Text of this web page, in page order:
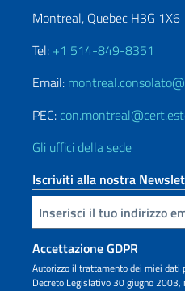
Montreal, Quebec H3G 1X6
Tel: +1 514-849-8351
Email:
PEC:
Gli uffici della sede
Iscriviti alla nostra
Inserisci la tua email
Accettazione GDPR
Autorizzo il trattamento dei miei dati
Decreto Legislativo 30 giugno 2003,